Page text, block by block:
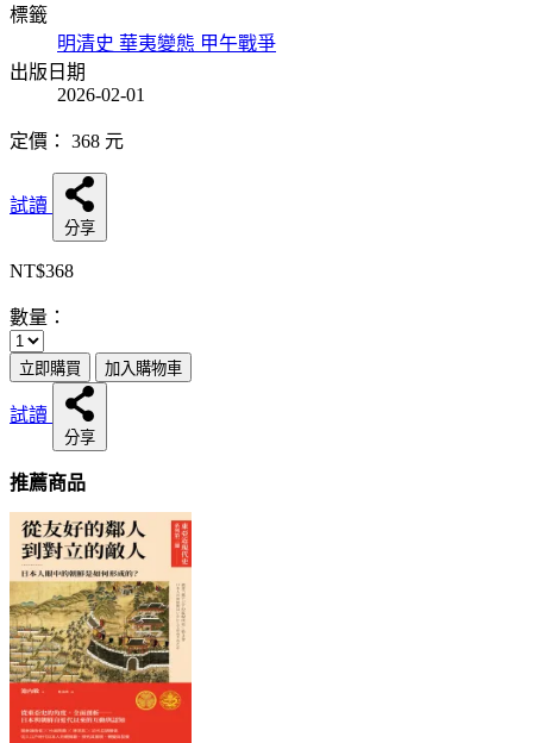
標籤
明清史 華夷變態 甲午戰爭
出版日期
2026-02-01
定價： 368 元
試讀
分享
NT$368
數量：
立即購買 加入購物車
試讀
分享
推薦商品